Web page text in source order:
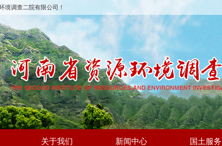
境调查二院有限公司！
关于我们 新闻中心 国土服务